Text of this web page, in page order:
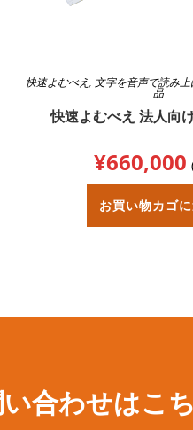
快速よむべえ, 文字を音声で読み
品
快速よむべえ 法人向
¥660,000
お買い物カゴ
合わせはこ